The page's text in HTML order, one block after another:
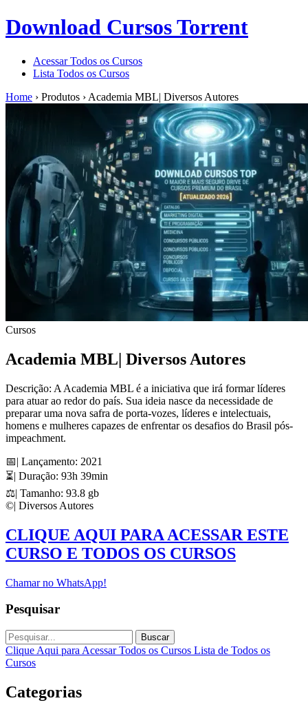
Download Cursos Torrent
Acessar Todos os Cursos
Lista Todos os Cursos
Home › Produtos › Academia MBL| Diversos Autores
Cursos
Academia MBL| Diversos Autores
Descrição: A Academia MBL é a iniciativa que irá formar líderes
para atuar ao redor do país. Sua ideia nasce da necessidade de
preparar uma nova safra de porta-vozes, líderes e intelectuais,
homens e mulheres capazes de enfrentar os desafios do Brasil pós-
impeachment.
📅| Lançamento: 2021
⏳| Duração: 93h 39min
⚖️| Tamanho: 93.8 gb
©️| Diversos Autores
CLIQUE AQUI PARA ACESSAR ESTE
CURSO E TODOS OS CURSOS
Chamar no WhatsApp!
Pesquisar
Buscar
Clique Aqui para Acessar Todos os Cursos Lista de Todos os
Cursos
Categorias